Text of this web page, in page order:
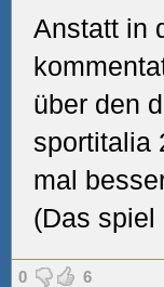
Anstatt in
über den
sportitalia
mal
(Das spiel
0 6